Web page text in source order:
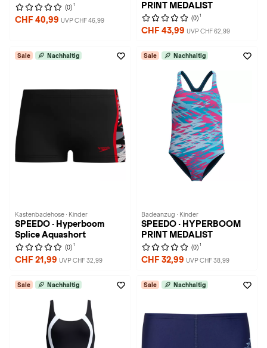
(0) 1
CHF 40,99 UVP CHF 46,99
PRINT MEDALIST
(0) 1
CHF 43,99 UVP CHF 62,99
Sale Nachhaltig
Kastenbadehose · Kinder
SPEEDO · Hyperboom
Splice Aquashort
(0) 1
CHF 21,99 UVP CHF 32,99
Sale Nachhaltig
Badeanzug · Kinder
SPEEDO · HYPERBOOM
PRINT MEDALIST
(0) 1
CHF 32,99 UVP CHF 38,99
Sale Nachhaltig Sale Nachhaltig